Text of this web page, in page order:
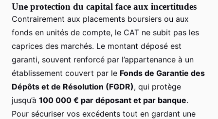
Une protection du capital face aux incertitudes
Contrairement aux placements boursiers ou aux
fonds en unités de compte, le CAT ne subit pas les
caprices des marchés. Le montant déposé est
garanti, souvent renforcé par l’appartenance à un
établissement couvert par le Fonds de Garantie des
Dépôts et de Résolution (FGDR), qui protège
jusqu’à 100 000 € par déposant et par banque.
Pour sécuriser vos excédents tout en gardant une